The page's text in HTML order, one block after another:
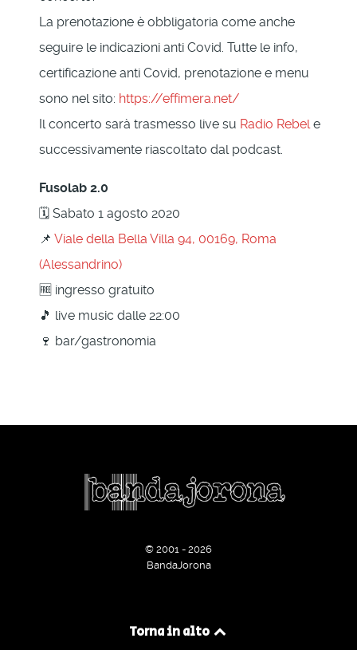
La prenotazione è obbligatoria come anche
seguire le indicazioni anti Covid. Tutte le info,
certificazione anti Covid, prenotazione e menu
sono nel sito: https://effimera.net/
Il concerto sarà trasmesso live su Radio Rebele
successivamente riascoltato dal podcast.
Fusolab 2.0
🗓 Sabato 1 agosto 2020
📌 Viale della Bella Villa 94, 00169, Roma
(Alessandrino)
🆓 ingresso gratuito
🎵 live music dalle 22:00
🍷 bar/gastronomia
© 2001 - 2026
BandaJorona
Torna in alto